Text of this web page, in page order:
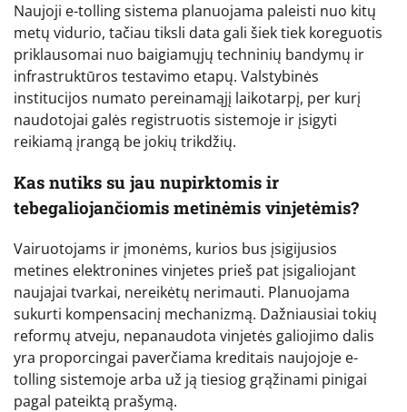
Naujoji e-tolling sistema planuojama paleisti nuo kitų
metų vidurio, tačiau tiksli data gali šiek tiek koreguotis
priklausomai nuo baigiamųjų techninių bandymų ir
infrastruktūros testavimo etapų. Valstybinės
institucijos numato pereinamąjį laikotarpį, per kurį
naudotojai galės registruotis sistemoje ir įsigyti
reikiamą įrangą be jokių trikdžių.
Kas nutiks su jau nupirktomis ir
tebegaliojančiomis metinėmis vinjetėmis?
Vairuotojams ir įmonėms, kurios bus įsigijusios
metines elektronines vinjetes prieš pat įsigaliojant
naujajai tvarkai, nereikėtų nerimauti. Planuojama
sukurti kompensacinį mechanizmą. Dažniausiai tokių
reformų atveju, nepanaudota vinjetės galiojimo dalis
yra proporcingai paverčiama kreditais naujojoje e-
tolling sistemoje arba už ją tiesiog grąžinami pinigai
pagal pateiktą prašymą.